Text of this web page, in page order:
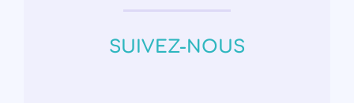
SUIVEZ-NOUS